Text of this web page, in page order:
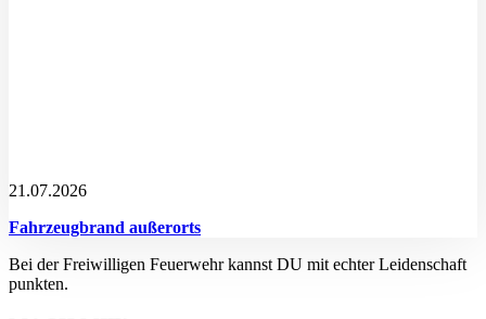
21.07.2026
Fahrzeugbrand außerorts
Bei der Freiwilligen Feuerwehr kannst DU mit echter Leidenschaft
punkten.